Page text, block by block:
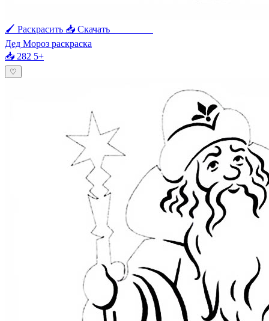
🖌 Раскрасить 📥 Скачать
Дед Мороз раскраска
📥 282 5+
♡